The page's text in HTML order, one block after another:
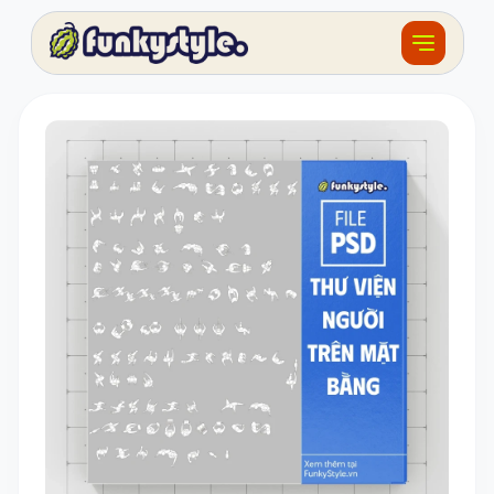
Khóa học
Tài nguyên
Sản phẩm
Giải thưởng
Đồ án
Feedback
F.BLOG